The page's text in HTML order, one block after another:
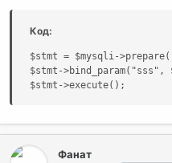
Код:
$stmt = $mysqli-
$stmt->bind_param("sss",
$stmt->execute();
Фанат